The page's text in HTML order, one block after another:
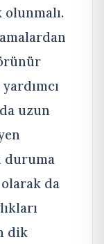
uzun
duruma
olarak da
dik